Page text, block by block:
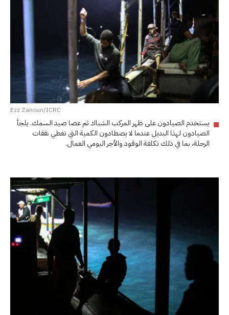
Ezz Zanoun/ICRC
يستخدم الصيادون على ظهر المركب الشباك ثم عصا صيد السمك. يلجأ
الصيادون لهذا البديل عندما لا يصطادون الكمية التي تغطي نفقات
الرحلة، بما في ذلك تكلفة الوقود والأجر اليومي العمال.